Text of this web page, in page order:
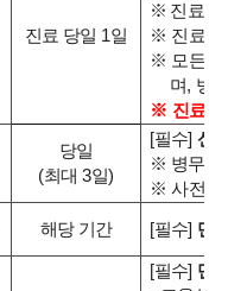
진료 당일 1일
※ 진료확
※ 진료기
※ 모든
며, 병
※ 진료비
당일
(최대 3일)
[필수]신
※ 병무청
※ 사전
해당 기간 [필수] 단
[필수] 단